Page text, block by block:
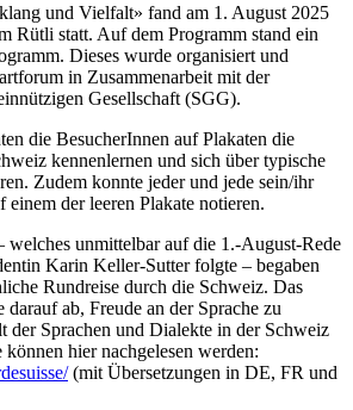
und Vielfalt» fand am 1. August 2025
Rütli statt. Auf dem Programm stand ein
Dieses wurde organisiert und
in Zusammenarbeit mit der
Gesellschaft (SGG).
die BesucherInnen auf Plakaten die
kennenlernen und sich über typische
Zudem konnte jeder und jede sein/ihr
der leeren Plakate notieren.
welches unmittelbar auf die 1.-August-Rede
Karin Keller-Sutter folgte – begaben
Rundreise durch die Schweiz. Das
ab, Freude an der Sprache zu
der Sprachen und Dialekte in der Schweiz
hier nachgelesen werden:
(mit Übersetzungen in DE, FR und